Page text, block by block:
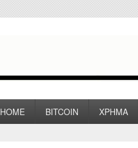
HOME BITCOIN ΧΡΗΜΑ